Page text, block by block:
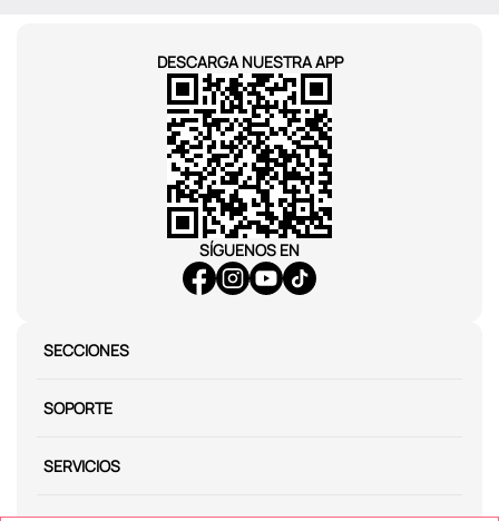
DESCARGA NUESTRA APP
SÍGUENOS EN
SECCIONES
SOPORTE
SERVICIOS